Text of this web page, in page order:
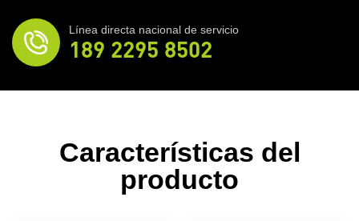
Línea directa nacional de servicio
189 2295 8502
Características del
producto